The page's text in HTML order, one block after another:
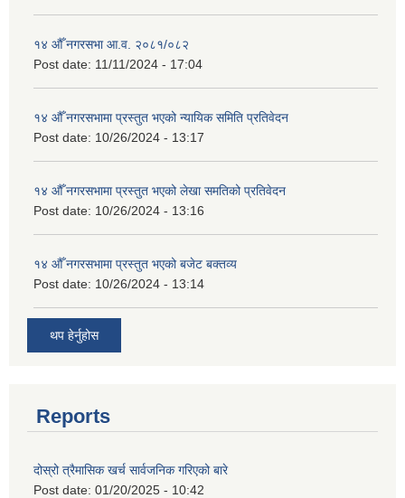
१४ औँ नगरसभा आ.व. २०८१/०८२
Post date: 11/11/2024 - 17:04
१४ औँ नगरसभामा प्रस्तुत भएको न्यायिक समिति प्रतिवेदन
Post date: 10/26/2024 - 13:17
१४ औँ नगरसभामा प्रस्तुत भएको लेखा समतिको प्रतिवेदन
Post date: 10/26/2024 - 13:16
१४ औँ नगरसभामा प्रस्तुत भएको बजेट बक्तव्य
Post date: 10/26/2024 - 13:14
थप हेर्नुहोस
Reports
दोस्रो त्रैमासिक खर्च सार्वजनिक गरिएको बारे
Post date: 01/20/2025 - 10:42